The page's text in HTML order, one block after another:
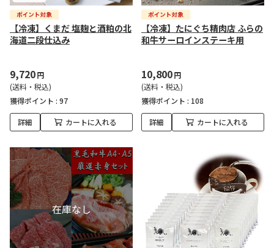
【冷凍】くまだ 塩麹と酒粕の北
海道二段仕込み
9,720円
(送料・税込)
獲得ポイント : 97
詳細 カートに入れる
【冷凍】たにぐち精肉店 ふらの
和牛サーロインステーキ用
10,800円
(送料・税込)
獲得ポイント : 108
詳細 カートに入れる